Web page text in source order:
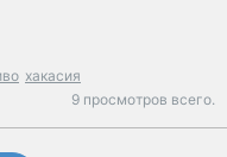
хакасия
9 просмотров всего.